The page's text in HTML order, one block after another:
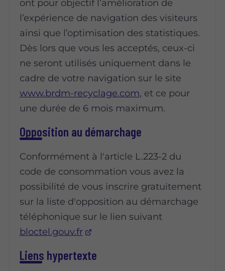
ont pour objectif l’amélioration de
l’expérience de navigation des visiteurs
ainsi que l’optimisation des statistiques.
Dès lors que vous les acceptés, ceux-ci
ne seront utilisés uniquement dans le
cadre de votre navigation sur le site
www.brdm-recyclage.com, et ce pour
une durée de 6 mois maximum.
Opposition au démarchage
Conformément à l'article L.223-2 du
code de consommation vous avez la
possibilité de vous inscrire gratuitement
sur la liste d'opposition au démarchage
téléphonique sur le lien suivant
bloctel.gouv.fr
Liens hypertexte